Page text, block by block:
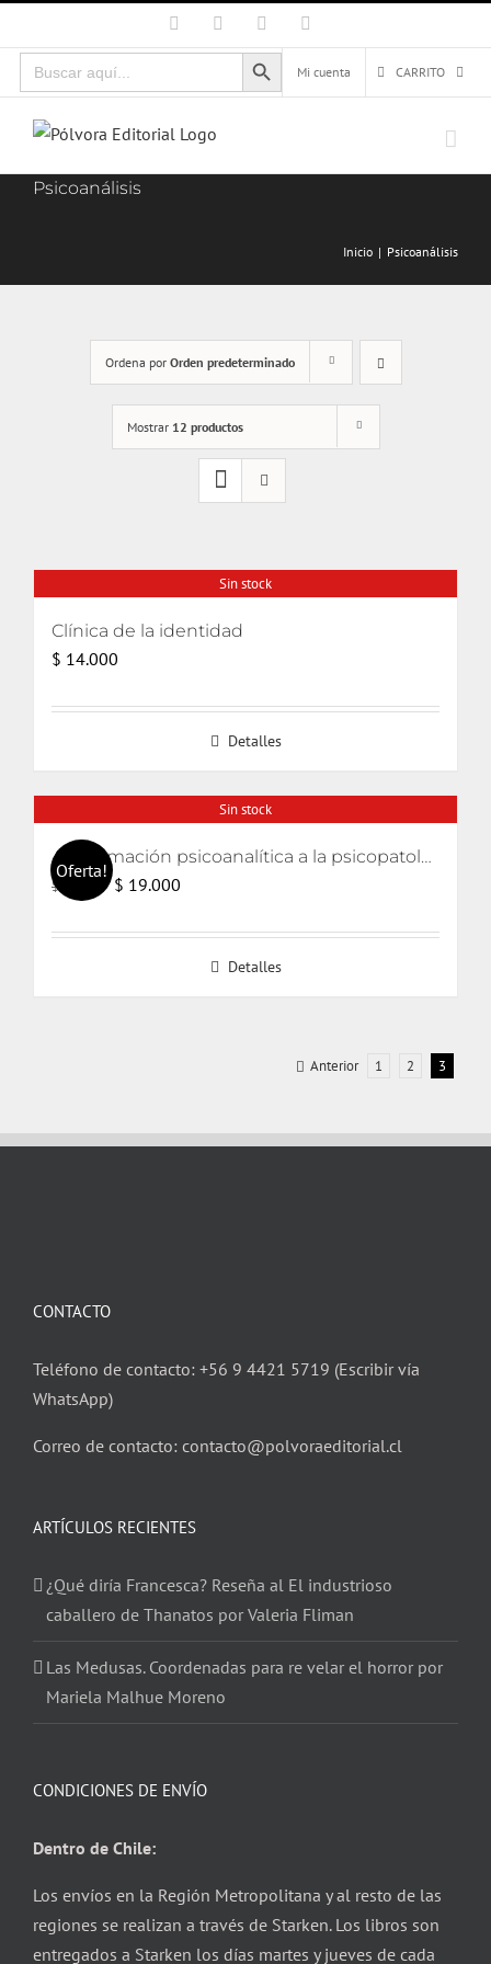
al
contenido
Facebook Instagram
Buscar:
Botón de búsqueda
Mi cuenta
CARRITO
Psicoanálisis
Inicio Psicoanálisis
Ordena por Orden predeterminado
Mostrar 12 productos
Sin stock
Clínica de la identidad
$ 14.000
Detalles
Sin stock
Oferta!
Aproximación psicoanalítica a la psicopatología (Curso de psicología 2006)
$
El
original
$ 19.000
actual
Detalles
Anterior 1 2 3
CONTACTO
Teléfono de contacto: +56 9 4421 5719 (Escribir vía
WhatsApp)
Correo de contacto: contacto@polvoraeditorial.cl
ARTÍCULOS RECIENTES
¿Qué diría Francesca? Reseña al El industrioso
caballero de Thanatos por Valeria Fliman
Las Medusas. Coordenadas para re velar el horror por
Mariela Malhue Moreno
CONDICIONES DE ENVÍO
Dentro de Chile:
Los envíos en la Región Metropolitana y al resto de las
regiones se realizan a través de Starken. Los libros son
entregados a Starken los días martes y jueves de cada